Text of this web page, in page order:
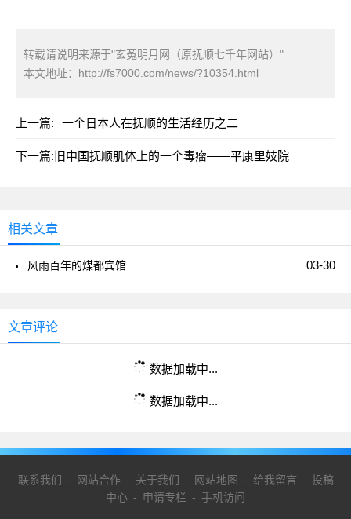
转载请说明来源于"玄菟明月网（原抚顺七千年网站）"
本文地址： http://fs7000.com/news/?10354.html
上一篇: 一个日本人在抚顺的生活经历之二
下一篇: 旧中国抚顺肌体上的一个毒瘤——平康里妓院
相关文章
03-30
风雨百年的煤都宾馆
文章评论
数据加载中...
数据加载中...
联系我们 - 网站合作- 关于我们 - 网站地图 - 给我留言 - 投稿
中心 - 申请专栏 - 手机访问